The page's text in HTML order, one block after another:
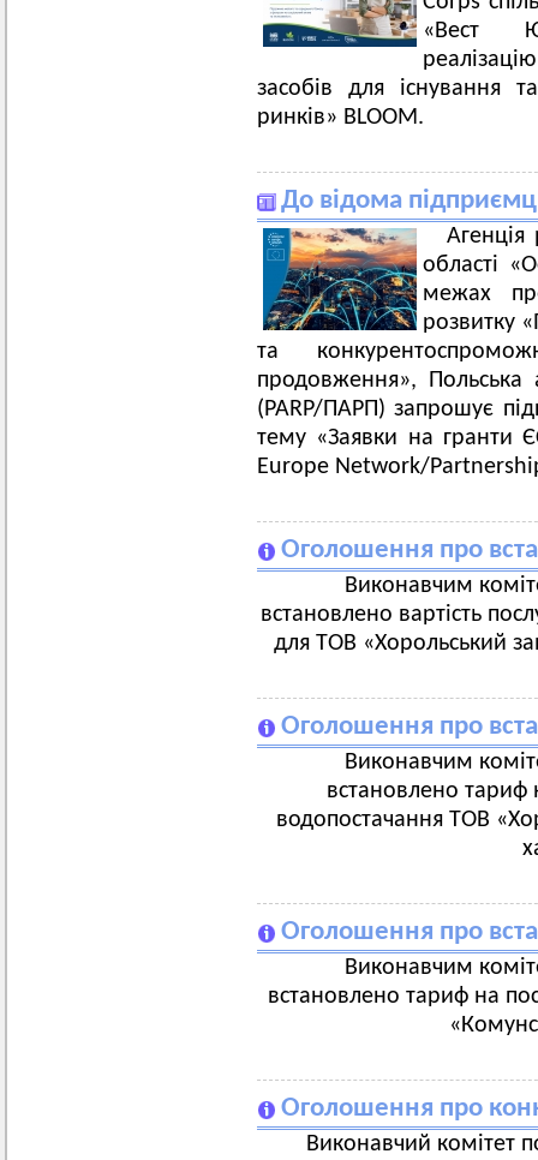
«Вест
засобів для існування
ринків» BLOOM.
До відома
Агенція
області
межах
розвитку
та
продовження», Польська
(PARP/ПАРП) запрошує
тему «Заявки на гранти
Europe Network/
Оголошення про
Виконавчим
встановлено вартість
для ТОВ «Хорольський
Оголошення про
Виконавчим
встановлено тариф
водопостачання ТОВ
Оголошення про
Виконавчим
встановлено тариф на
Оголошення про
Виконавчий комітет